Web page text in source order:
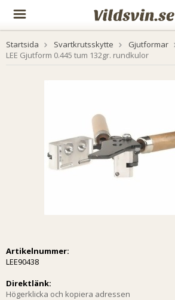
Startsida Svartkrutsskytte
Gjutformar
LEE Gjutform 0.445 tum 132gr. rundkulor
Artikelnummer:
LEE90438
Direktlänk:
Högerklicka och kopiera adressen